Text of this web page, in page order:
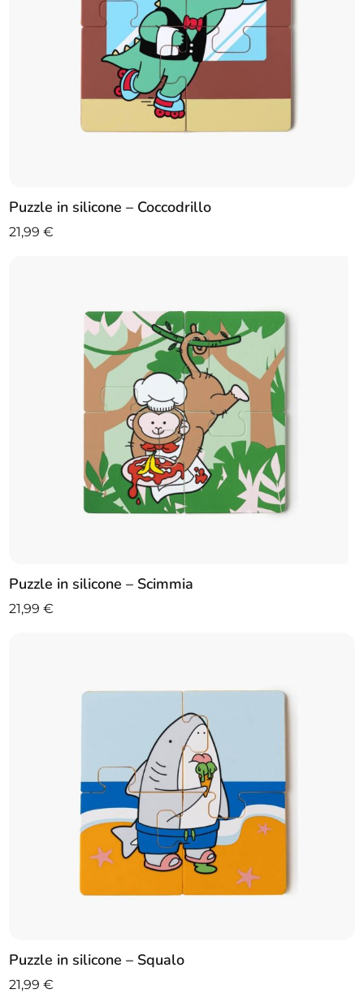
Puzzle in silicone – Coccodrillo
21,99€
Puzzle in silicone – Scimmia
21,99€
Puzzle in silicone – Squalo
21,99€